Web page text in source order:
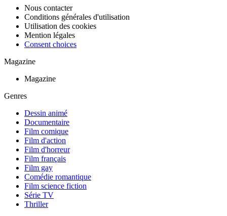
Nous contacter
Conditions générales d'utilisation
Utilisation des cookies
Mention légales
Consent choices
Magazine
Magazine
Genres
Dessin animé
Documentaire
Film comique
Film d'action
Film d'horreur
Film français
Film gay
Comédie romantique
Film science fiction
Série TV
Thriller